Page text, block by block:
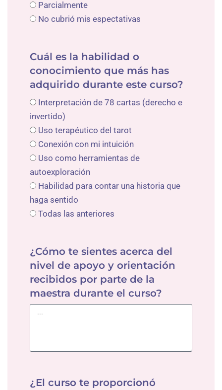
Parcialmente
No cubrió mis espectativas
Cuál es la habilidad o
conocimiento que más has
adquirido durante este curso?
Interpretación de 78 cartas (derecho e
invertido)
Uso terapéutico del tarot
Conexión con mi intuición
Uso como herramientas de
autoexploración
Habilidad para contar una historia que
haga sentido
Todas las anteriores
¿Cómo te sientes acerca del
nivel de apoyo y orientación
recibidos por parte de la
maestra durante el curso?
¿El curso te proporcionó